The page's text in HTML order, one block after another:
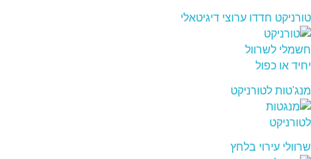
טורניקט חדדו ערוצי דיגיטאלי
מנג'טות לטורניקט
שרוולי עירוי בלחץ